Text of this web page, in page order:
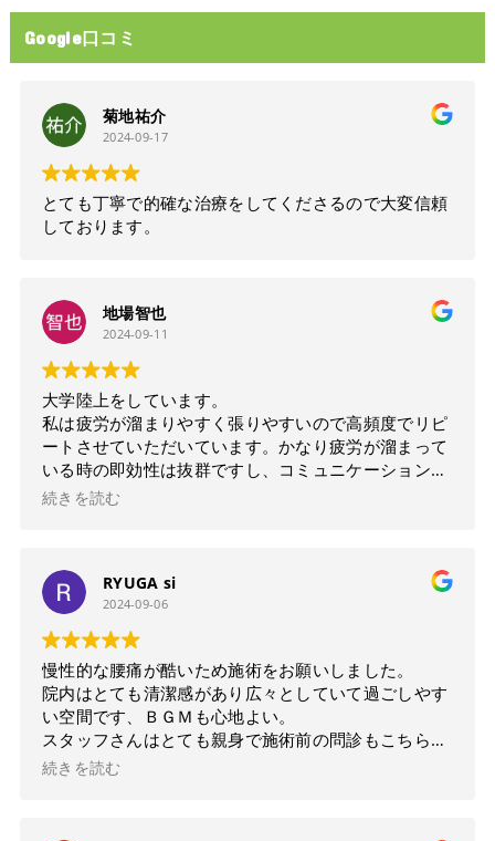
Google口コミ
菊地祐介
2024-09-17
とても丁寧で的確な治療をしてくださるので大変信頼
しております。
地場智也
2024-09-11
大学陸上をしています。
私は疲労が溜まりやすく張りやすいので高頻度でリピ
ートさせていただいています。かなり疲労が溜まって
いる時の即効性は抜群ですし、コミュニケーションの
取りやすさの点もあるので日頃の鬱憤も話したりな
続きを読む
RYUGA si
2024-09-06
慢性的な腰痛が酷いため施術をお願いしました。
院内はとても清潔感があり広々としていて過ごしやす
い空間です、ＢＧＭも心地よい。
スタッフさんはとても親身で施術前の問診もこちらの
辛さを理解して寄り添ってくれるような感じで好印象
続きを読む